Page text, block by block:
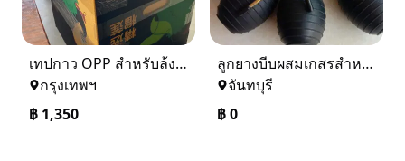
เทปกาว OPP สำหรับล้งผลไม้ – เหนียวแน่น ประหยัดกว่า ติดทน สบายใจ
กรุงเทพฯ
฿ 1,350
ลูกยางบีบผสมเกสรสำหรับอินทผาลัม,อินทผาลัม,ผสมเกสร,ช่อ,เนื้อเยื่อ,ลูกบีบ,ลูกยาง,ที่บีบพ่น,ยางบีบพ่น,ที่เป่าพ่น
จันทบุรี
฿0